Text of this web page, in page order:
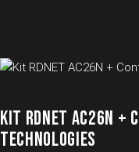
KIT RDNET AC26N +
TECHNOLOGIES